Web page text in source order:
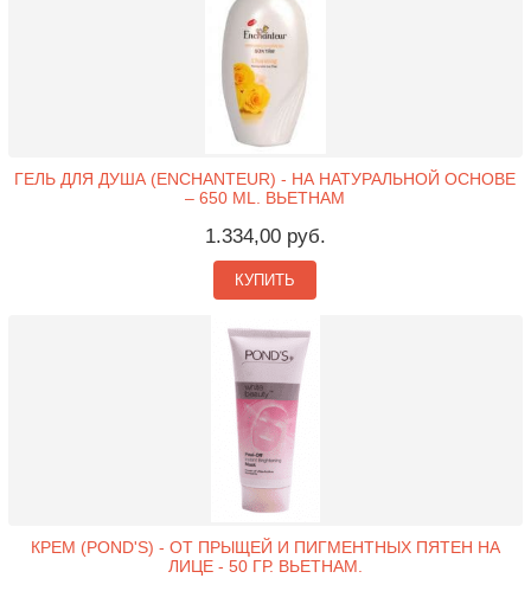
ГЕЛЬ ДЛЯ ДУША (ENCHANTEUR) - НА НАТУРАЛЬНОЙ ОСНОВЕ
– 650 ML. ВЬЕТНАМ
1.334,00 руб.
КУПИТЬ
КРЕМ (POND'S) - ОТ ПРЫЩЕЙ И ПИГМЕНТНЫХ ПЯТЕН НА
ЛИЦЕ - 50 ГР. ВЬЕТНАМ.